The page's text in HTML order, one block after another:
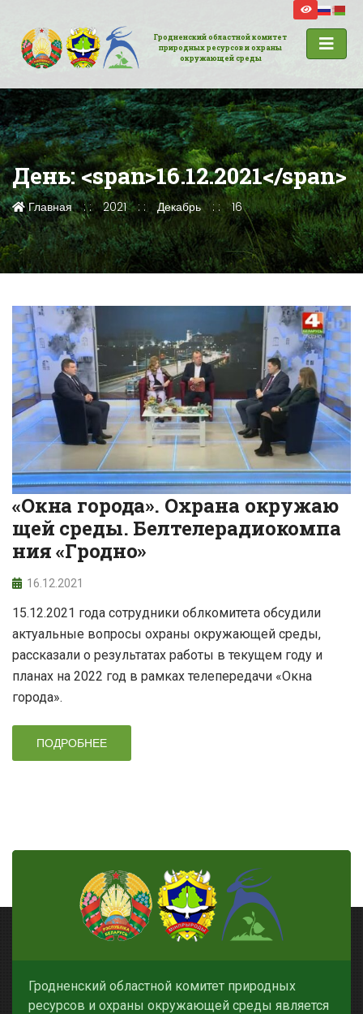
Гродненский областной комитет
природных ресурсов и охраны
окружающей среды
День: <span>16.12.2021</span>
Главная 2021 Декабрь 16
«Окна города». Охрана окружаю
щей среды. Белтелерадиокомпа
ния «Гродно»
16.12.2021
15.12.2021 года сотрудники облкомитета обсудили
актуальные вопросы охраны окружающей среды,
рассказали о результатах работы в текущем году и
планах на 2022 год в рамках телепередачи «Окна
города».
ПОДРОБНЕЕ
Гродненский областной комитет природных
ресурсов и охраны окружающей среды является